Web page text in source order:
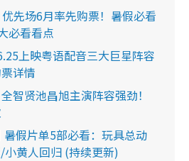
先场6月率先购票！暑假必看
必看看点
上映粤语配音三大巨星阵容
详情
智贤池昌旭主演阵容强劲！
假片单5部必看：玩具总动
黄人回归 (持续更新)